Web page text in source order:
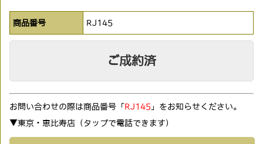
商品番号 RJ145
ご成約済
お問い合わせの際は商品番号「 RJ145」をお知らせください。
▼東京・恵比寿店（タップで電話できます)